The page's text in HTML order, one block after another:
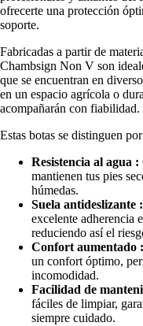
ofrecerte una protección
soporte.
Fabricadas a partir de
Chambsign Non V son
que se encuentran en
en un espacio agrícola o
acompañarán con fiabilidad.
Estas botas se distinguen
Resistencia al agua :
mantienen tus pies
húmedas.
Suela antideslizante :
excelente adherencia
reduciendo así el
Confort aumentado :
un confort óptimo,
incomodidad.
Facilidad de
fáciles de limpiar,
siempre cuidado.